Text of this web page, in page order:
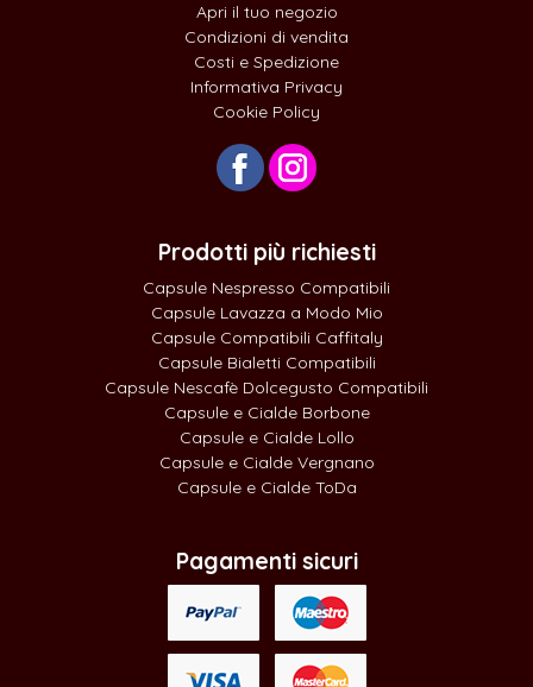
Apri il tuo negozio
Condizioni di vendita
Costi e Spedizione
Informativa Privacy
Cookie Policy
Prodotti più richiesti
Capsule Nespresso Compatibili
Capsule Lavazza a Modo Mio
Capsule Compatibili Caffitaly
Capsule Bialetti Compatibili
Capsule Nescafè Dolcegusto Compatibili
Capsule e Cialde Borbone
Capsule e Cialde Lollo
Capsule e Cialde Vergnano
Capsule e Cialde ToDa
Pagamenti sicuri